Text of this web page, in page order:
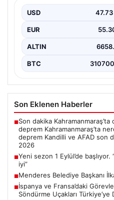
USD 47.73
EUR
ALTIN
BTC
Son Eklenen Haberler
■Son dakika
deprem Kahramanmaraş’ta
deprem Kandilli ve AFAD son
2026
■Yeni sezon 1 Eylül’de başlıyor.
iyi”
■Menderes Belediye Başkanı
■İspanya ve Fransa’daki
Söndürme Uçakları Türkiye’ye